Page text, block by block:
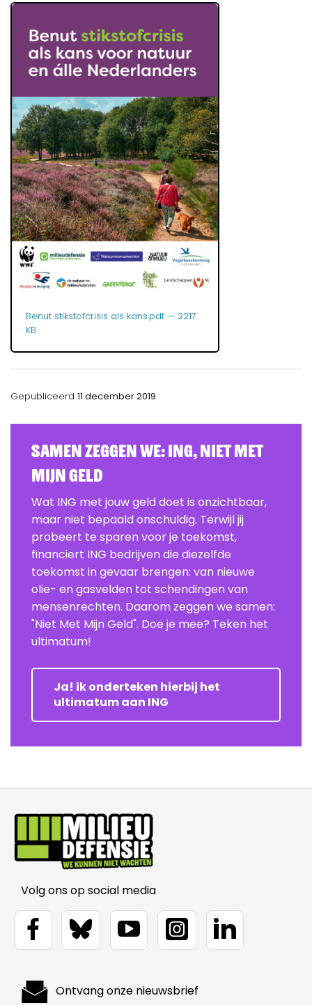
Benut stikstofcrisis als kans.pdf — 2217
KB
Gepubliceerd 11 december 2019
Samen zeggen we: ING, Niet Met
Mijn Geld
Wat ING met jouw geld doet is onzichtbaar,
maar niet bepaald onschuldig. Terwijl jij
probeert te sparen voor je toekomst,
financiert ING bedrijven die diezelfde
toekomst in gevaar brengen: van nieuwe
olie- en gasvelden tot schendingen van
mensenrechten. Daarom zeggen we samen:
"Niet Met Mijn Geld". Doe je mee? Teken het
ultimatum!
Ja! ik onderteken hierbij het
ultimatum aan ING
Volg ons op social media
Ontvang onze nieuwsbrief